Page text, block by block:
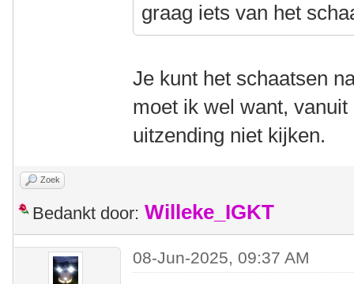
graag iets van het
Je kunt het schaatsen
moet ik wel want,
uitzending niet kijken.
Zoek
Bedankt door: Willeke_IGKT
08-Jun-2025, 09:37 AM